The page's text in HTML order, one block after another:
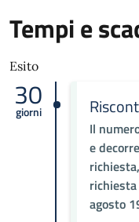
Tempi e
Esito
30
giorni
Il
e
agosto